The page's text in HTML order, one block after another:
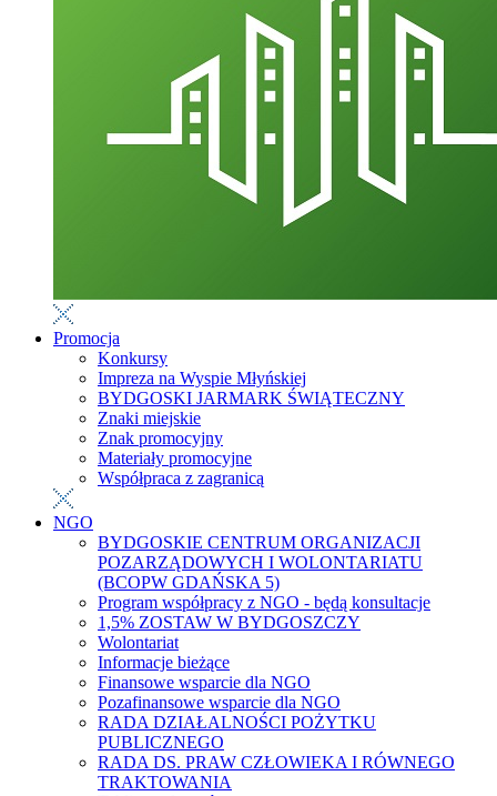
Promocja
Konkursy
Impreza na Wyspie Młyńskiej
BYDGOSKI JARMARK ŚWIĄTECZNY
Znaki miejskie
Znak promocyjny
Materiały promocyjne
Współpraca z zagranicą
NGO
BYDGOSKIE CENTRUM ORGANIZACJI
POZARZĄDOWYCH I WOLONTARIATU
(BCOPW GDAŃSKA 5)
Program współpracy z NGO - będą konsultacje
1,5% ZOSTAW W BYDGOSZCZY
Wolontariat
Informacje bieżące
Finansowe wsparcie dla NGO
Pozafinansowe wsparcie dla NGO
RADA DZIAŁALNOŚCI POŻYTKU
PUBLICZNEGO
RADA DS. PRAW CZŁOWIEKA I RÓWNEGO
TRAKTOWANIA